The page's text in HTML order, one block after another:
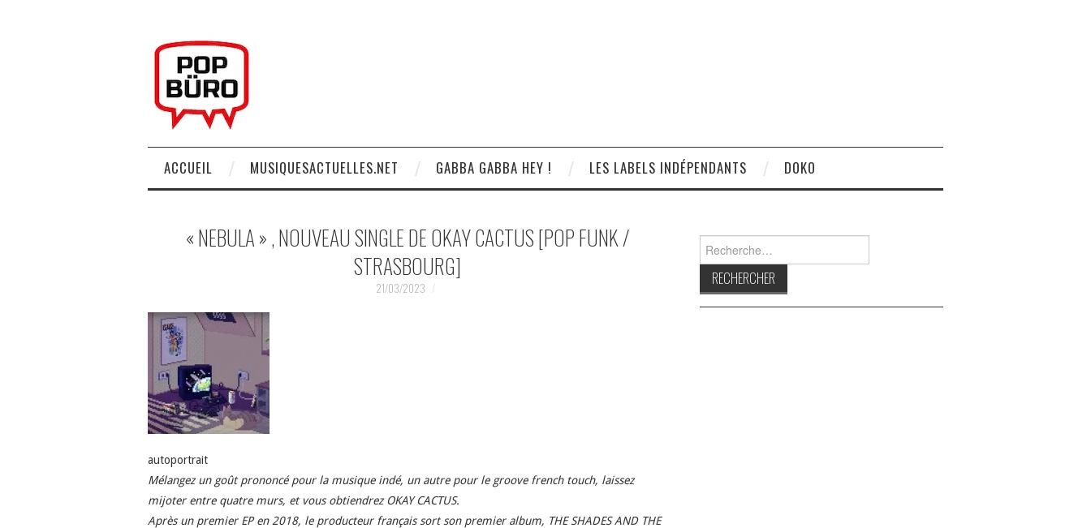
ACCUEIL MUSIQUESACTUELLES.NET GABBA GABBA HEY ! LES LABELS INDÉPENDANTS DOKO
« NEBULA » , NOUVEAU SINGLE DE OKAY CACTUS [POP FUNK /
STRASBOURG]
21/03/2023
autoportrait
Mélangez un goût prononcé pour la musique indé, un autre pour le groove french touch, laissez
mijoter entre quatre murs, et vous obtiendrez OKAY CACTUS.
Après un premier EP en 2018, le producteur français sort son premier album, THE SHADES AND THE